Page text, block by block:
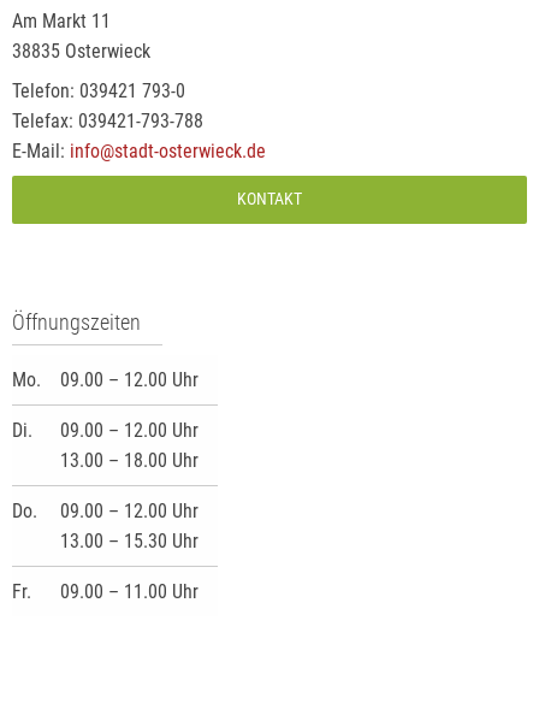
Am Markt 11
38835 Osterwieck
Telefon: 039421 793-0
Telefax: 039421-793-788
E-Mail: info@stadt-osterwieck.de
KONTAKT
Öffnungszeiten
Mo. 09.00 – 12.00 Uhr
Di.
09.00 – 12.00 Uhr
13.00 – 18.00 Uhr
Do.
09.00 – 12.00 Uhr
13.00 – 15.30 Uhr
Fr. 09.00 – 11.00 Uhr